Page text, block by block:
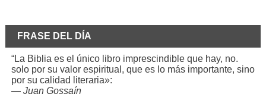
FRASE DEL DÍA
“La Biblia es el único libro imprescindible que hay, no.
solo por su valor espiritual, que es lo más importante, sino
por su calidad literaria»:
— Juan Gossaín